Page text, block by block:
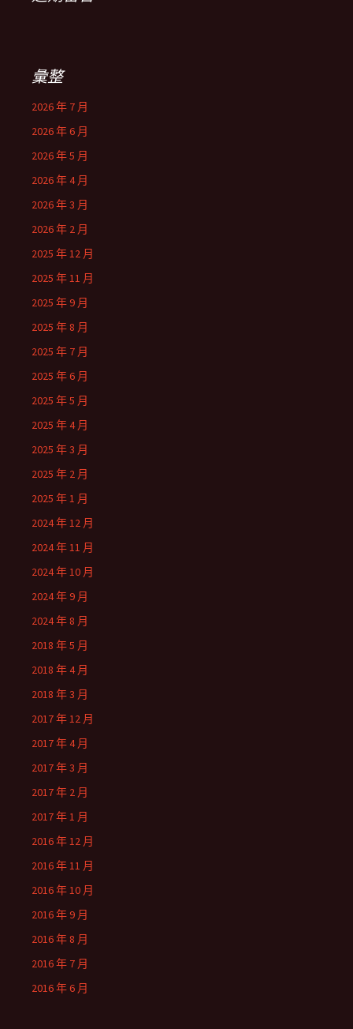
彙整
2026 年 7 月
2026 年 6 月
2026 年 5 月
2026 年 4 月
2026 年 3 月
2026 年 2 月
2025 年 12 月
2025 年 11 月
2025 年 9 月
2025 年 8 月
2025 年 7 月
2025 年 6 月
2025 年 5 月
2025 年 4 月
2025 年 3 月
2025 年 2 月
2025 年 1 月
2024 年 12 月
2024 年 11 月
2024 年 10 月
2024 年 9 月
2024 年 8 月
2018 年 5 月
2018 年 4 月
2018 年 3 月
2017 年 12 月
2017 年 4 月
2017 年 3 月
2017 年 2 月
2017 年 1 月
2016 年 12 月
2016 年 11 月
2016 年 10 月
2016 年 9 月
2016 年 8 月
2016 年 7 月
2016 年 6 月